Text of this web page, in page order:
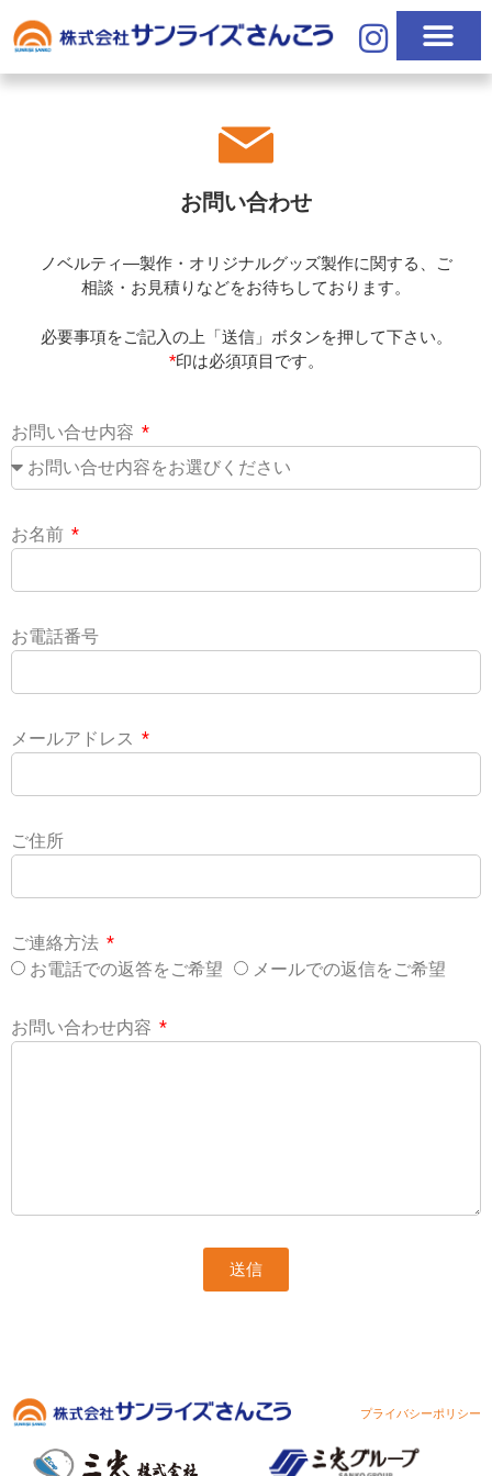
お問い合わせ
ノベルティ―製作・オリジナルグッズ製作に関する、ご
相談・お見積りなどをお待ちしております。
必要事項をご記入の上「送信」ボタンを押して下さい。
*印は必須項目です。
お問い合せ内容
お名前
お電話番号
メールアドレス
ご住所
ご連絡方法
お電話での返答をご希望
メールでの返信をご希望
お問い合わせ内容
送信
プライバシーポリシー